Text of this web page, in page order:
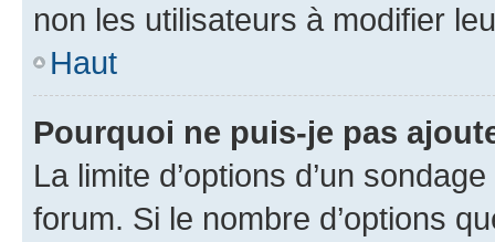
non les utilisateurs à modifier
Haut
Pourquoi ne puis-je pas
La limite d’options d’un
forum. Si le nombre d’options